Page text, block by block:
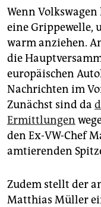
unterstützen
abo
genossenschaft
epaper login
Wenn
eine Grippewelle,
warm anziehen.
die
europäischen
Nachrichten im
Zunächst sind da
Ermittlungen
den Ex-VW-Chef
amtierenden
Zudem stellt der
Matthias Müller